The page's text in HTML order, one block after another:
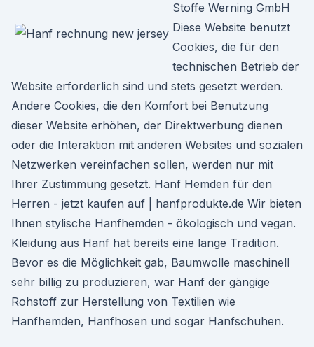
Stoffe Werning GmbH
Diese Website benutzt
Cookies, die für den
technischen Betrieb der
Website erforderlich sind und stets gesetzt werden.
Andere Cookies, die den Komfort bei Benutzung
dieser Website erhöhen, der Direktwerbung dienen
oder die Interaktion mit anderen Websites und sozialen
Netzwerken vereinfachen sollen, werden nur mit
Ihrer Zustimmung gesetzt. Hanf Hemden für den
Herren - jetzt kaufen auf | hanfprodukte.de Wir bieten
Ihnen stylische Hanfhemden - ökologisch und vegan.
Kleidung aus Hanf hat bereits eine lange Tradition.
Bevor es die Möglichkeit gab, Baumwolle maschinell
sehr billig zu produzieren, war Hanf der gängige
Rohstoff zur Herstellung von Textilien wie
Hanfhemden, Hanfhosen und sogar Hanfschuhen.